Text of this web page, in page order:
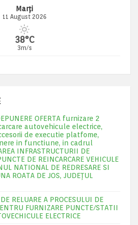
Marți
11 August 2026
38°C
3m/s
OFERTA furnizare 2
autovehicule electrice,
de executie platfome,
in functiune, in cadrul
INFRASTRUCTURII DE
DE REINCARCARE VEHICULE
NATIONAL DE REDRESARE SI
ROATA DE JOS, JUDEŢUL
RELUARE A PROCESULUI DE
FURNIZARE PUNCTE/STATII
ELECTRICE